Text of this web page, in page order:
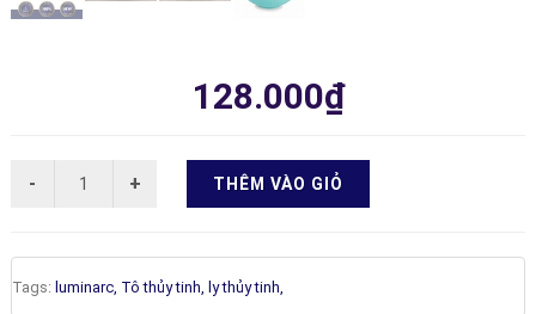
128.000₫
THÊM VÀO GIỎ
Tags: luminarc, Tô thủy tinh, ly thủy tinh,